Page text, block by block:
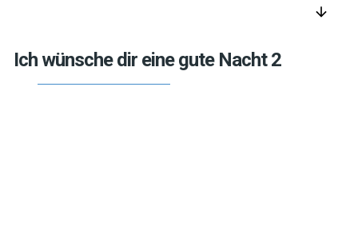
arrow_downward
Ich wünsche dir eine gute Nacht 2